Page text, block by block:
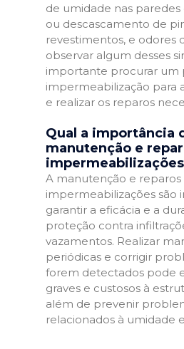
de umidade nas
ou descascamento de
revestimentos, e odores
observar algum desses
importante procurar um
impermeabilização para
e realizar os reparos
Qual a importância
manutenção e
A manutenção e reparos
impermeabilizações são
garantir a eficácia e a
proteção contra
vazamentos. Realizar
periódicas e corrigir
forem detectados pode
graves e custosos à
além de prevenir
relacionados à umidade